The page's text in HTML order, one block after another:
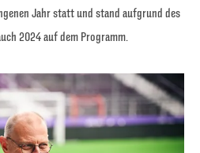
Jahr statt und stand aufgrund des
2024 auf dem Programm.